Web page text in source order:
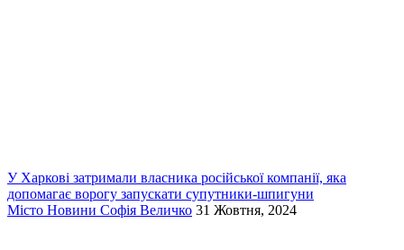
У Харкові затримали власника російської компанії, яка
допомагає ворогу запускати супутники-шпигуни
Місто Новини Софія Величко 31 Жовтня, 2024